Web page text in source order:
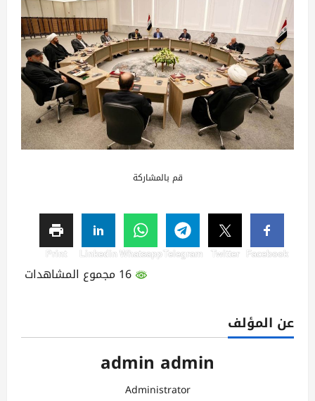
قم بالمشاركة
Facebook
Twitter
Telegram
Whatsapp
Linkedin
Print
عن المؤلف
admin admin
Administrator